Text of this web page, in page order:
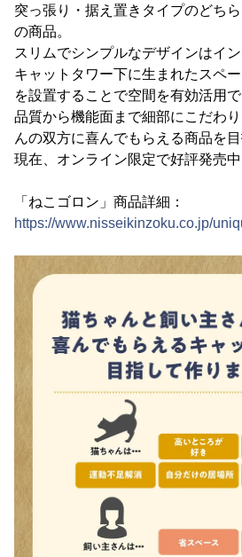
突っ張り・据え置きタイプのどち
の商品。
スリムでシンプルなデザインはイ
キャットタワー下に生まれたスペ
を設置することで空間を有効活用で
品質から機能面まで細部にこだわ
んの双方に喜んでもらえる商品を
現在、オンライン限定で好評発売中
「ねこゴロン」商品詳細：
https://www.nisseikinzoku.co.jp/